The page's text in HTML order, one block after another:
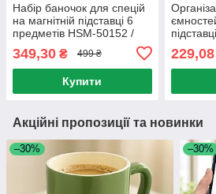
Набір баночок для спецій
на магнітній підставці 6
предметів HSM-50152 /
баночок
349,30 ₴ 499 ₴
Купити
спецій
для
229,08
Акційні пропозиції та новинки
–30% –30%